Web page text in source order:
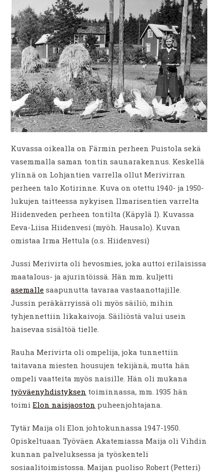
Kuvassa oikealla on Färmin perheen Puistola sekä
vasemmalla saman tontin saunarakennus. Keskellä
ylinnä on Lohjantien varrella ollut Merivirran
perheen talo Kotirinne. Kuva on otettu 1940- ja 1950-
lukujen taitteessa nykyisen Ilmarisentien varrelta
Hiidenveden perheen tontilta (Käpylä I). Kuvassa
Eeva-Liisa Hiidenvesi (myöh. Hausalo). Kuvan
omistaa Irma Hettula (o.s. Hiidenvesi)
Jussi Merivirta oli hevosmies, joka auttoi erilaisissa
maatalous- ja ajurintöissä. Hän mm. kuljetti
asemalle saapunutta tavaraa vastaanottajille.
Jussin peräkärryissä oli myös säiliö, mihin
tyhjennettiin likakaivoja. Säiliöstä valui usein
haisevaa sisältöä tielle.
Rauha Merivirta oli ompelija, joka tunnettiin
taitavana miesten housujen tekijänä, mutta hän
ompeli vaatteita myös naisille. Hän oli mukana
työväenyhdistyksen toiminnassa, mm. 1935 hän
toimiElon naisjaoston puheenjohtajana.
Tytär Maija oli Elon johtokunnassa 1947-1950.
Opiskeltuaan Työväen Akatemiassa Maija oli Vihdin
kunnan palveluksessa ja työskenteli
sosiaalitoimistossa. Maijan puoliso Robert (Petteri)